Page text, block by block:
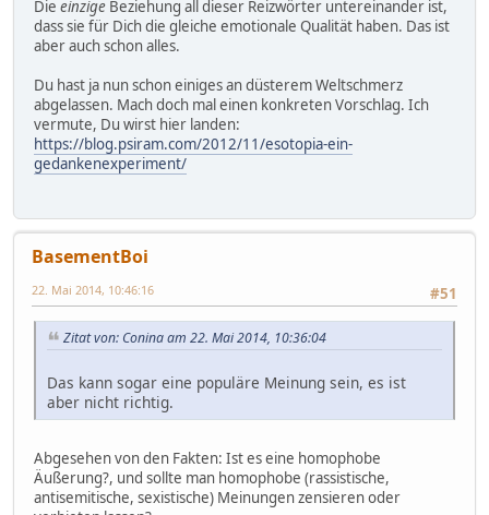
Die einzige Beziehung all dieser Reizwörter untereinander ist,
dass sie für Dich die gleiche emotionale Qualität haben. Das ist
aber auch schon alles.
Du hast ja nun schon einiges an düsterem Weltschmerz
abgelassen. Mach doch mal einen konkreten Vorschlag. Ich
vermute, Du wirst hier landen:
https://blog.psiram.com/2012/11/esotopia-ein-
gedankenexperiment/
BasementBoi
#51
22. Mai 2014, 10:46:16
Zitat von: Conina am 22. Mai 2014, 10:36:04
Das kann sogar eine populäre Meinung sein, es ist
aber nicht richtig.
Abgesehen von den Fakten: Ist es eine homophobe
Äußerung?, und sollte man homophobe (rassistische,
antisemitische, sexistische) Meinungen zensieren oder